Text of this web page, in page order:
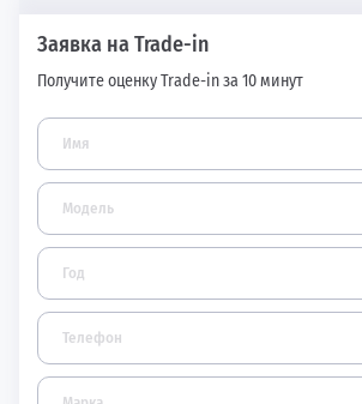
Заявка на Trade-in
Получите оценку Trade-in за 10 минут